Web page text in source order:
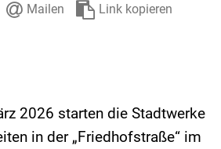
Mailen Link kopieren
2026 starten die Stadtwerke
in der „Friedhofstraße“ im